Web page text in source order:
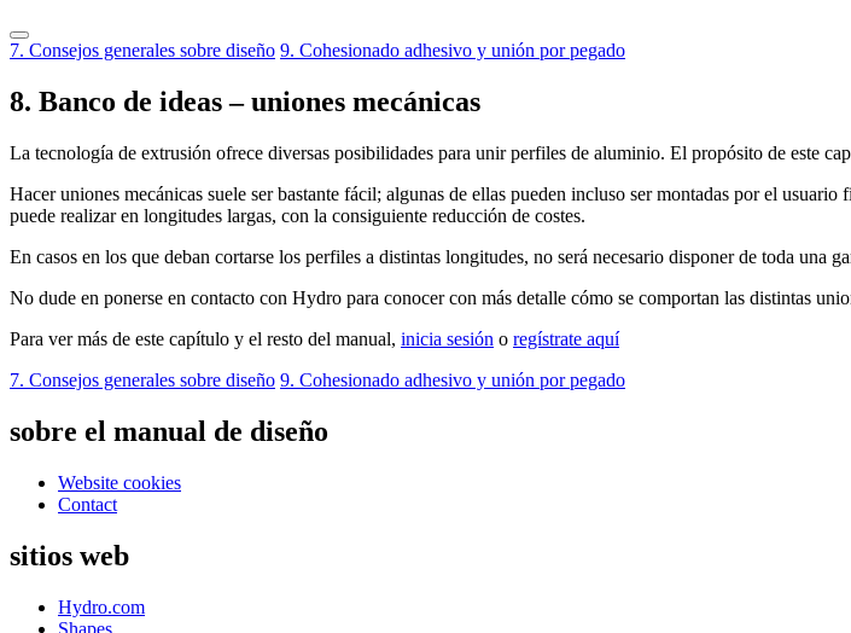
7. Consejos generales sobre diseño 9. Cohesionado adhesivo y unión por pegado
8. Banco de ideas – uniones mecánicas
La tecnología de extrusión ofrece diversas posibilidades para unir perfiles de aluminio. El propósito de este
Hacer uniones mecánicas suele ser bastante fácil; algunas de ellas pueden incluso ser montadas por el
puede realizar en longitudes largas, con la consiguiente reducción de costes.
En casos en los que deban cortarse los perfiles a distintas longitudes, no será necesario disponer de toda una
No dude en ponerse en contacto con Hydro para conocer con más detalle cómo se comportan las distintas
Para ver más de este capítulo y el resto del manual, inicia sesión o regístrate aquí
7. Consejos generales sobre diseño 9. Cohesionado adhesivo y unión por pegado
sobre el manual de diseño
Website cookies
Contact
sitios web
Hydro.com
Shapes